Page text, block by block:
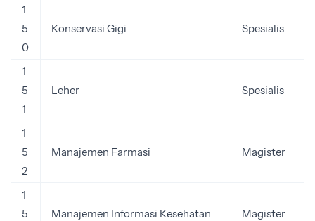
1
5
0
Konservasi Gigi Spesialis
1
5
1
Leher Spesialis
1
5
2
Manajemen Farmasi Magister
1
5
Manajemen Informasi Kesehatan Magister